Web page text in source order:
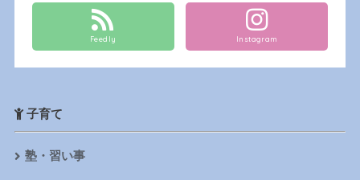
Feedly Instagram
子育て
塾・習い事